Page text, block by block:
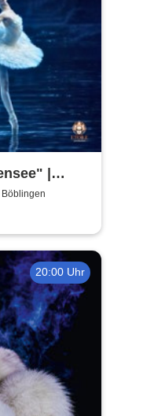
|
Ballett
20:00 Uhr